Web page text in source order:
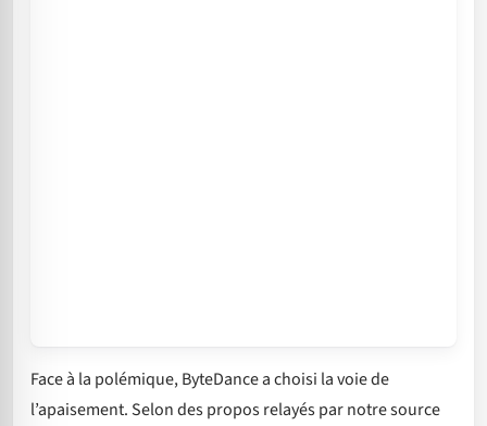
Face à la polémique, ByteDance a choisi la voie de
l’apaisement. Selon des propos relayés par notre source